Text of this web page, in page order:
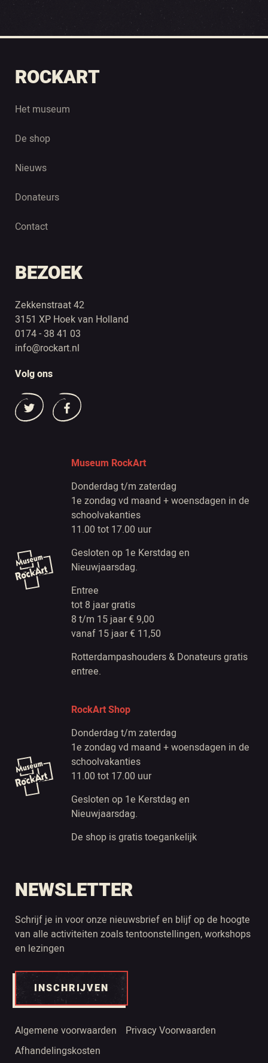
ROCKART
Het museum
De shop
Nieuws
Donateurs
Contact
BEZOEK
Zekkenstraat 42
3151 XP Hoek van Holland
0174 - 38 41 03
info@rockart.nl
Volg ons
Museum RockArt
Donderdag t/m zaterdag
1e zondag vd maand + woensdagen in de
schoolvakanties
11.00 tot 17.00 uur
Gesloten op 1e Kerstdag en
Nieuwjaarsdag.
Entree
tot 8 jaar gratis
8 t/m 15 jaar € 9,00
vanaf 15 jaar € 11,50
Rotterdampashouders & Donateurs gratis
entree.
RockArt Shop
Donderdag t/m zaterdag
1e zondag vd maand + woensdagen in de
schoolvakanties
11.00 tot 17.00 uur
Gesloten op 1e Kerstdag en
Nieuwjaarsdag.
De shop is gratis toegankelijk
NEWSLETTER
Schrijf je in voor onze nieuwsbrief en blijf op de hoogte
van alle activiteiten zoals tentoonstellingen, workshops
en lezingen
INSCHRIJVEN
Algemene voorwaarden
Privacy Voorwaarden
Afhandelingskosten